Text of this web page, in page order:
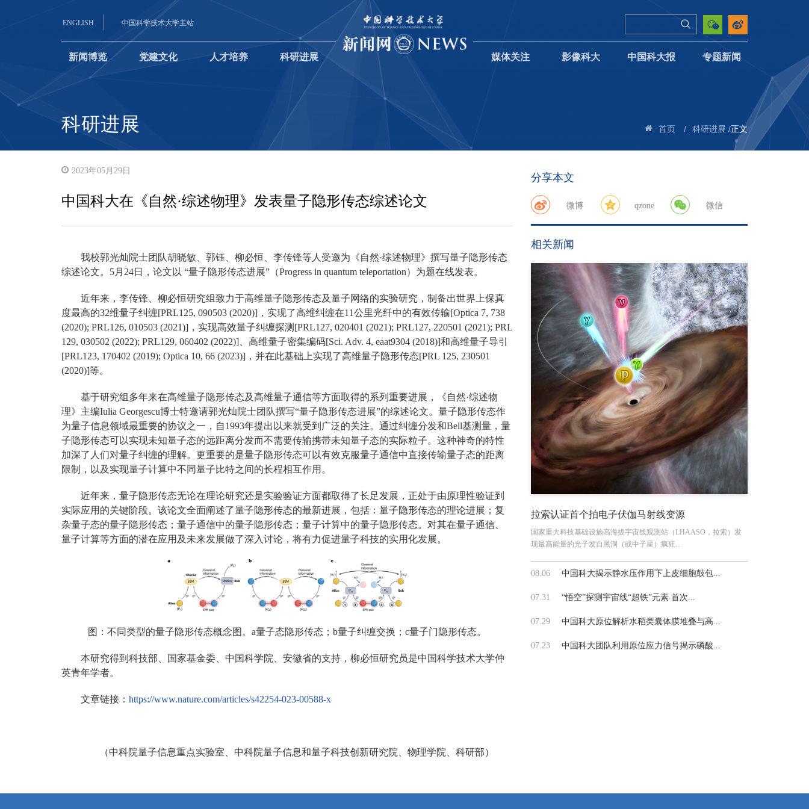
ENGLISH 中国科学技术大学主站
新闻博览 党建文化 人才培养 科研进展 媒体关注 影像科大 中国科大报 专题新闻
科研进展 首页 / 科研进展 /正文
2023年05月29日
中国科大在《自然·综述物理》发表量子隐形传态综述论文
我校郭光灿院士团队胡晓敏、郭钰、柳必恒、李传锋等人受邀为《自然·综述物理》撰写量子隐形传态
综述论文。5月24日，论文以 “量子隐形传态进展”（Progress in quantum teleportation）为题在线发表。
近年来，李传锋、柳必恒研究组致力于高维量子隐形传态及量子网络的实验研究，制备出世界上保真
度最高的32维量子纠缠[PRL125, 090503 (2020)]，实现了高维纠缠在11公里光纤中的有效传输[Optica 7, 738
(2020); PRL126, 010503 (2021)]，实现高效量子纠缠探测[PRL127, 020401 (2021); PRL127, 220501 (2021); PRL
129, 030502 (2022); PRL129, 060402 (2022)]、高维量子密集编码[Sci. Adv. 4, eaat9304 (2018)]和高维量子导引
[PRL123, 170402 (2019); Optica 10, 66 (2023)]，并在此基础上实现了高维量子隐形传态[PRL 125, 230501
(2020)]等。
基于研究组多年来在高维量子隐形传态及高维量子通信等方面取得的系列重要进展，《自然·综述物
理》主编Iulia Georgescu博士特邀请郭光灿院士团队撰写“量子隐形传态进展”的综述论文。量子隐形传态作
为量子信息领域最重要的协议之一，自1993年提出以来就受到广泛的关注。通过纠缠分发和Bell基测量，量
子隐形传态可以实现未知量子态的远距离分发而不需要传输携带未知量子态的实际粒子。这种神奇的特性
加深了人们对量子纠缠的理解。更重要的是量子隐形传态可以有效克服量子通信中直接传输量子态的距离
限制，以及实现量子计算中不同量子比特之间的长程相互作用。
近年来，量子隐形传态无论在理论研究还是实验验证方面都取得了长足发展，正处于由原理性验证到
实际应用的关键阶段。该论文全面阐述了量子隐形传态的最新进展，包括：量子隐形传态的理论进展；复
杂量子态的量子隐形传态；量子通信中的量子隐形传态；量子计算中的量子隐形传态。对其在量子通信、
量子计算等方面的潜在应用及未来发展做了深入讨论，将有力促进量子科技的实用化发展。
图：不同类型的量子隐形传态概念图。a量子态隐形传态；b量子纠缠交换；c量子门隐形传态。
本研究得到科技部、国家基金委、中国科学院、安徽省的支持，柳必恒研究员是中国科学技术大学仲
英青年学者。
文章链接： https://www.nature.com/articles/s42254-023-00588-x
（中科院量子信息重点实验室、中科院量子信息和量子科技创新研究院、物理学院、科研部）
分享本文
微博 qzone 微信
相关新闻
拉索认证首个拍电子伏伽马射线变源
国家重大科技基础设施高海拔宇宙线观测站（LHAASO，拉索）发
现最高能量的光子发自黑洞（或中子星）疯狂...
08.06 中国科大揭示静水压作用下上皮细胞鼓包...
07.31 “悟空”探测宇宙线“超铁”元素 首次...
07.29 中国科大原位解析水稻类囊体膜堆叠与高...
07.23 中国科大团队利用原位应力信号揭示磷酸...